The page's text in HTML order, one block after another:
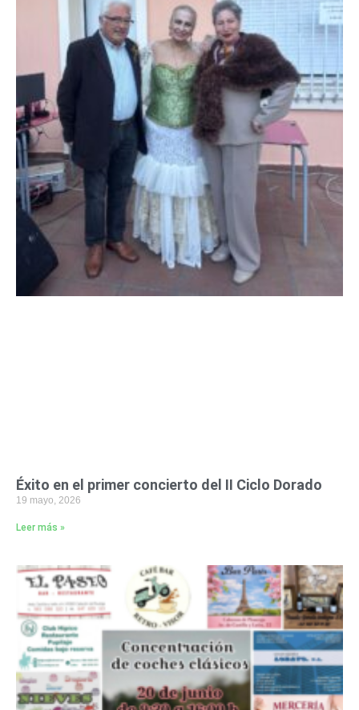
Éxito en el primer concierto del II Ciclo Dorado
19 mayo, 2026
Leer más »